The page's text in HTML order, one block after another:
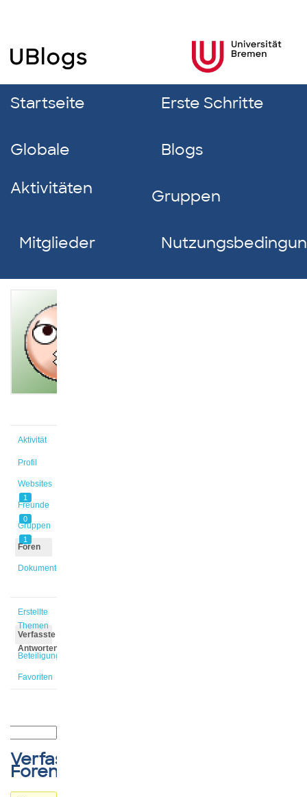
Startseite Erste Schritte
Globale
Aktivitäten
Blogs
Gruppen
Mitglieder
Aktivität
Profil
Websites
1
Freunde
0
Gruppen
1
Foren
Dokumente
Erstellte
Themen
Verfasste
Antworten
Beteiligungen
Favoriten
Verfasste
Forenbeiträge